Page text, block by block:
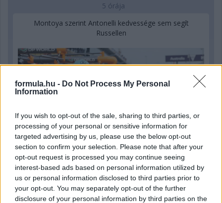
formula.hu - Do Not Process My Personal
Information
If you wish to opt-out of the sale, sharing to third parties, or
processing of your personal or sensitive information for
targeted advertising by us, please use the below opt-out
section to confirm your selection. Please note that after your
opt-out request is processed you may continue seeing
interest-based ads based on personal information utilized by
us or personal information disclosed to third parties prior to
your opt-out. You may separately opt-out of the further
disclosure of your personal information by third parties on the
5 órája
Montoya szerint Antonelli kedvessége sem segít
Russellen
1 napja